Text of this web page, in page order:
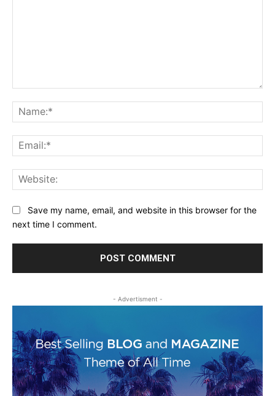
Save my name, email, and website in this browser for the
next time I comment.
- Advertisment -